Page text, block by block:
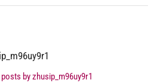
by zhusip_m96uy9r1